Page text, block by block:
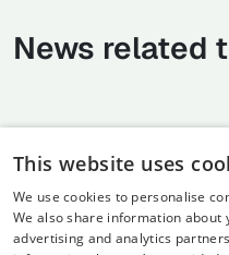
News related
This website uses
We use cookies to personalise
We also share information about
advertising and analytics